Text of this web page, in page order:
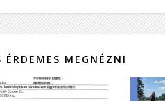
ÉRDEMES MEGNÉZNI